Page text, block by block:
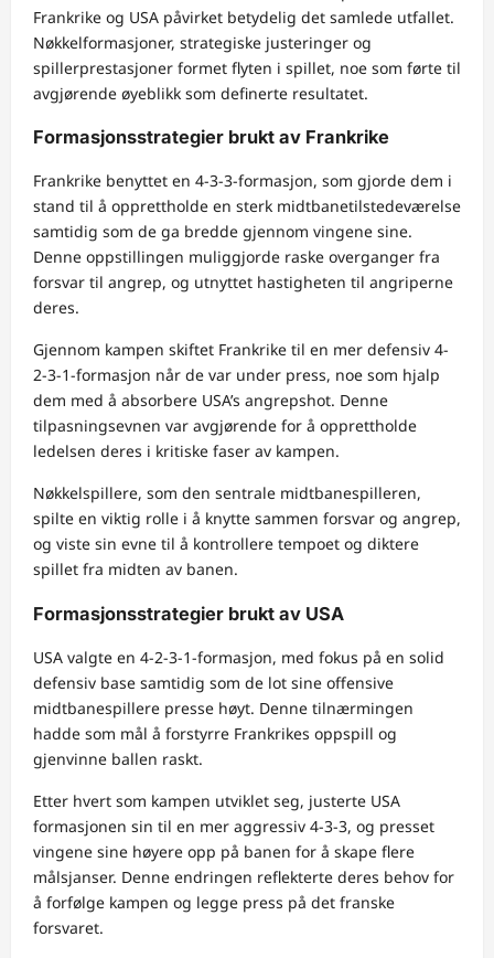
Frankrike og USA påvirket betydelig det samlede utfallet.
Nøkkelformasjoner, strategiske justeringer og
spillerprestasjoner formet flyten i spillet, noe som førte til
avgjørende øyeblikk som definerte resultatet.
Formasjonsstrategier brukt av Frankrike
Frankrike benyttet en 4-3-3-formasjon, som gjorde dem i
stand til å opprettholde en sterk midtbanetilstedeværelse
samtidig som de ga bredde gjennom vingene sine.
Denne oppstillingen muliggjorde raske overganger fra
forsvar til angrep, og utnyttet hastigheten til angriperne
deres.
Gjennom kampen skiftet Frankrike til en mer defensiv 4-
2-3-1-formasjon når de var under press, noe som hjalp
dem med å absorbere USA’s angrepshot. Denne
tilpasningsevnen var avgjørende for å opprettholde
ledelsen deres i kritiske faser av kampen.
Nøkkelspillere, som den sentrale midtbanespilleren,
spilte en viktig rolle i å knytte sammen forsvar og angrep,
og viste sin evne til å kontrollere tempoet og diktere
spillet fra midten av banen.
Formasjonsstrategier brukt av USA
USA valgte en 4-2-3-1-formasjon, med fokus på en solid
defensiv base samtidig som de lot sine offensive
midtbanespillere presse høyt. Denne tilnærmingen
hadde som mål å forstyrre Frankrikes oppspill og
gjenvinne ballen raskt.
Etter hvert som kampen utviklet seg, justerte USA
formasjonen sin til en mer aggressiv 4-3-3, og presset
vingene sine høyere opp på banen for å skape flere
målsjanser. Denne endringen reflekterte deres behov for
å forfølge kampen og legge press på det franske
forsvaret.